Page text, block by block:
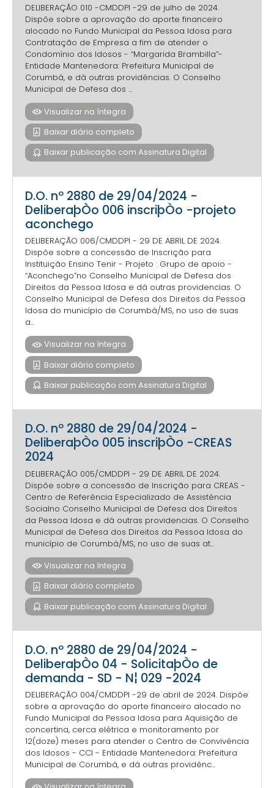
DELIBERAÇÃO 010 -CMDDPI -29 de julho de 2024.
Dispõe sobre a aprovação do aporte financeiro
alocado no Fundo Municipal da Pessoa Idosa para
Contratação de Empresa a fim de atender o
Condomínio dos Idosos - “Margarida Brambilla”-
Entidade Mantenedora: Prefeitura Municipal de
Corumbá, e dá outras providências. O Conselho
Municipal de Defesa dos ...
Visualizar na íntegra
Baixar diário completo
Baixar publicação com Assinatura Digital
D.O. nº 2880 de 29/04/2024 -
DeliberaþÒo 006 inscriþÒo -projeto
aconchego
DELIBERAÇÃO 006/CMDDPI - 29 DE ABRIL DE 2024.
Dispõe sobre a concessão de Inscrição para
Instituição Ensino Tenir - Projeto : Grupo de apoio -
“Aconchego”no Conselho Municipal de Defesa dos
Direitos da Pessoa Idosa e dá outras providencias. O
Conselho Municipal de Defesa dos Direitos da Pessoa
Idosa do município de Corumbá/MS, no uso de suas
a...
Visualizar na íntegra
Baixar diário completo
Baixar publicação com Assinatura Digital
D.O. nº 2880 de 29/04/2024 -
DeliberaþÒo 005 inscriþÒo -CREAS
2024
DELIBERAÇÃO 005/CMDDPI - 29 DE ABRIL DE 2024.
Dispõe sobre a concessão de Inscrição para CREAS -
Centro de Referência Especializado de Assistência
Socialno Conselho Municipal de Defesa dos Direitos
da Pessoa Idosa e dá outras providencias. O Conselho
Municipal de Defesa dos Direitos da Pessoa Idosa do
município de Corumbá/MS, no uso de suas at...
Visualizar na íntegra
Baixar diário completo
Baixar publicação com Assinatura Digital
D.O. nº 2880 de 29/04/2024 -
DeliberaþÒo 04 - SolicitaþÒo de
demanda - SD - N¦ 029 -2024
DELIBERAÇÃO 004/CMDDPI -29 de abril de 2024. Dispõe
sobre a aprovação do aporte financeiro alocado no
Fundo Municipal da Pessoa Idosa para Aquisição de
concertina, cerca elétrica e monitoramento por
12(doze) meses para atender o Centro de Convivência
dos Idosos - CCI - Entidade Mantenedora: Prefeitura
Municipal de Corumbá, e dá outras providênc...